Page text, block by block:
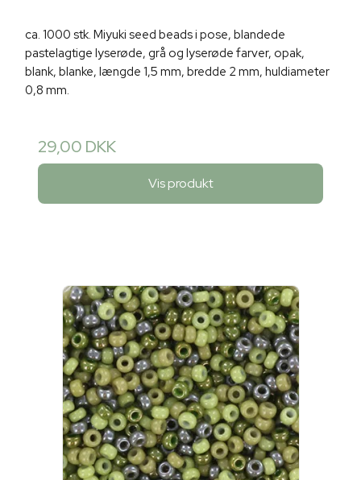
ca. 1000 stk. Miyuki seed beads i pose, blandede
pastelagtige lyserøde, grå og lyserøde farver, opak,
blank, blanke, længde 1,5 mm, bredde 2 mm, huldiameter
0,8 mm.
29,00 DKK
Vis produkt